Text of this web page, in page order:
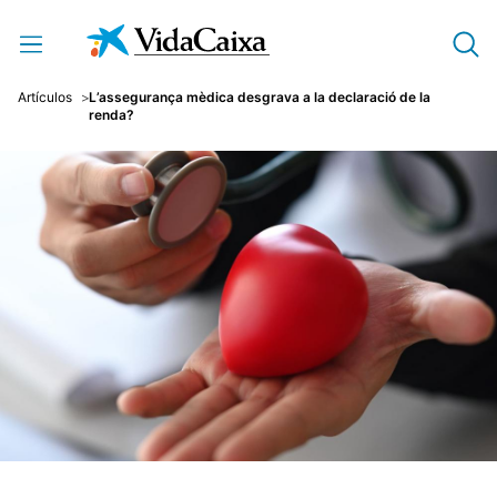
Salta al contingut principal
Artículos
L’assegurança mèdica desgrava a la declaració de la
renda?